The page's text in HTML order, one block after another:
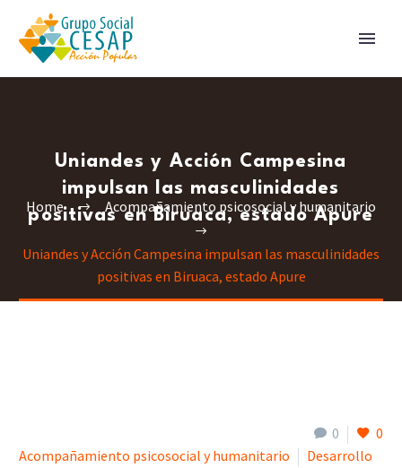
Uniandes y Acción Campesina
impulsan las masculinidades
positivas en Biruaca, estado Apure
Home Acompañamiento psicosocial y humanitario
Uniandes y Acción Campesina impulsan las masculinidades
positivas en Biruaca, estado Apure
0
0
Acompañamiento psicosocial y humanitario
Desarrollo